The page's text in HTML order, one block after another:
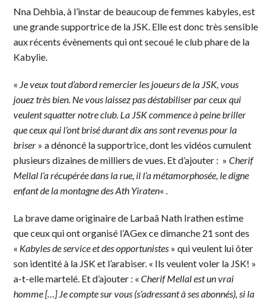
Nna Dehbia, à l’instar de beaucoup de femmes kabyles, est
une grande supportrice de la JSK. Elle est donc très sensible
aux récents évènements qui ont secoué le club phare de la
Kabylie.
« Je veux tout d’abord remercier les joueurs de la JSK, vous
jouez très bien. Ne vous laissez pas déstabiliser par ceux qui
veulent squatter notre club. La JSK commence à peine briller
que ceux qui l’ont brisé durant dix ans sont revenus pour la
briser » a dénoncé la supportrice, dont les vidéos cumulent
plusieurs dizaines de milliers de vues. Et d’ajouter : »Cherif
Mellal l’a récupérée dans la rue, il l’a métamorphosée, le digne
enfant de la montagne des Ath Yiraten« .
La brave dame originaire de Larbaâ Nath Irathen estime
que ceux qui ont organisé l’AGex ce dimanche 21 sont des
« Kabyles de service et des opportunistes » qui veulent lui ôter
son identité à la JSK et l’arabiser. « Ils veulent voler la JSK! »
a-t-elle martelé. Et d’ajouter : «Cherif Mellal est un vrai
homme […] Je compte sur vous (s’adressant à ses abonnés), si la